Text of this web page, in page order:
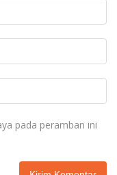
pada peramban ini